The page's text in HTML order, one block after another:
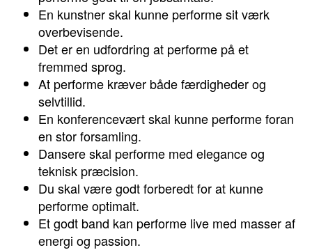
En kunstner skal kunne performe sit værk
overbevisende.
Det er en udfordring at performe på et
fremmed sprog.
At performe kræver både færdigheder og
selvtillid.
En konferencevært skal kunne performe foran
en stor forsamling.
Dansere skal performe med elegance og
teknisk præcision.
Du skal være godt forberedt for at kunne
performe optimalt.
Et godt band kan performe live med masser af
energi og passion.